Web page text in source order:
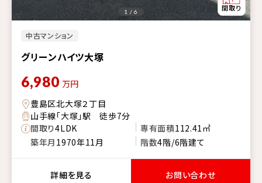
中古マンション
グリーンハイツ大塚
1 / 6
6,980 万円
豊島区北大塚２丁目
山手線「大塚」駅 徒歩7分
間取り4LDK 専有面積112.41㎡
築年月 1970年11月 階数4階/6階建て
詳細を見る お問い合わせ